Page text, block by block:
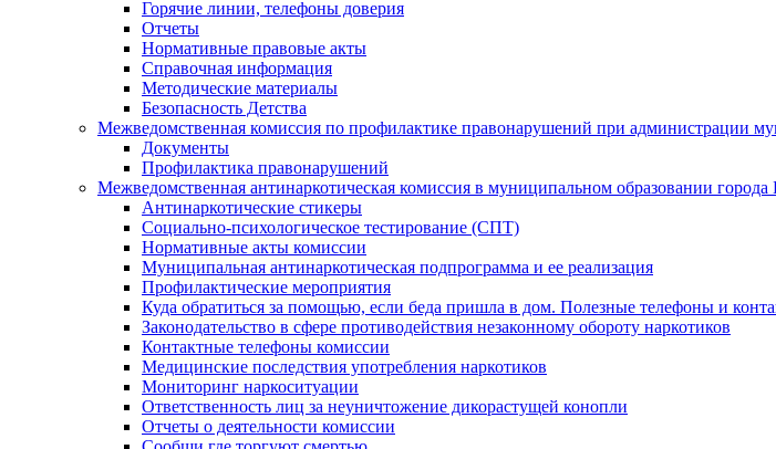
Горячие линии, телефоны доверия
Отчеты
Нормативные правовые акты
Справочная информация
Методические материалы
Безопасность Детства
Межведомственная комиссия по профилактике правонарушений при администрации
Документы
Профилактика правонарушений
Межведомственная антинаркотическая комиссия в муниципальном образовании города
Антинаркотические стикеры
Социально-психологическое тестирование (СПТ)
Нормативные акты комиссии
Муниципальная антинаркотическая подпрограмма и ее реализация
Профилактические мероприятия
Куда обратиться за помощью, если беда пришла в дом. Полезные телефоны и
Законодательство в сфере противодействия незаконному обороту наркотиков
Контактные телефоны комиссии
Медицинские последствия употребления наркотиков
Мониторинг наркоситуации
Ответственность лиц за неуничтожение дикорастущей конопли
Отчеты о деятельности комиссии